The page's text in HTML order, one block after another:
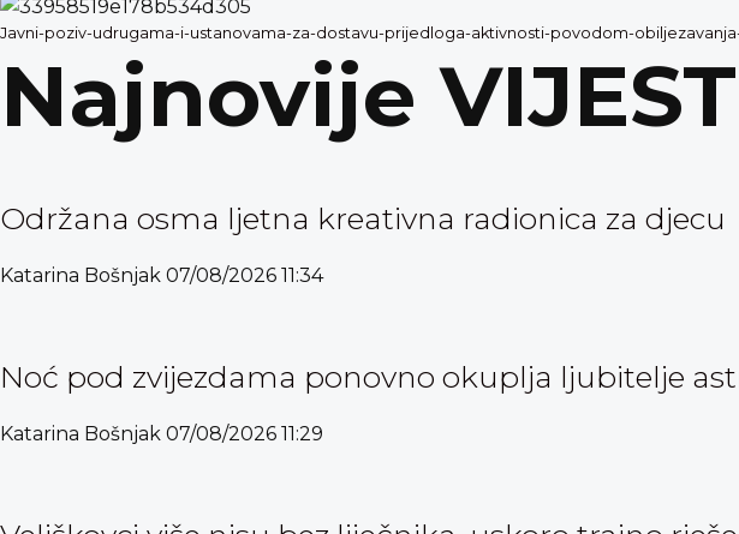
Javni-poziv-udrugama-i-ustanovama-za-dostavu-prijedloga-aktivnosti-povodom-
Najnovije
Održana osma ljetna kreativna radionica za djecu
Katarina Bošnjak 07/08/2026 11:34
Noć pod zvijezdama ponovno okuplja ljubitelje
Katarina Bošnjak 07/08/2026 11:29